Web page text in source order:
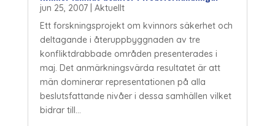
jun 25, 2007| Aktuellt
Ett forskningsprojekt om kvinnors säkerhet och
deltagande i återuppbyggnaden av tre
konfliktdrabbade områden presenterades i
maj. Det anmärkningsvärda resultatet är att
män dominerar representationen på alla
beslutsfattande nivåer i dessa samhällen vilket
bidrar till...